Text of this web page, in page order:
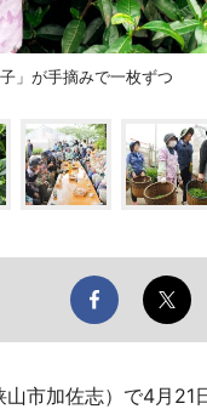
」が手摘みで一枚ずつ
市加佐志）で4月